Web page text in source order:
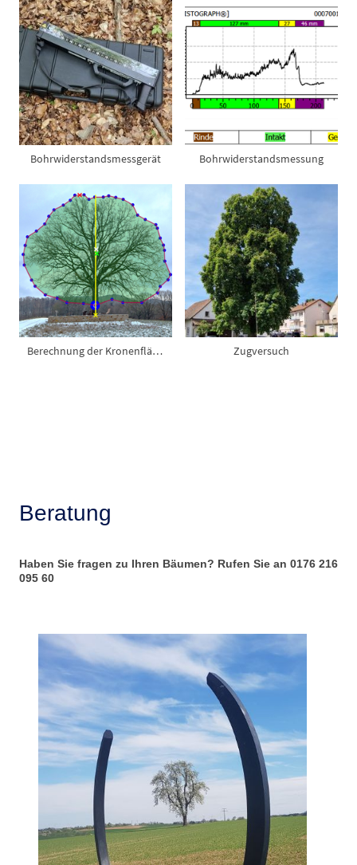
Bohrwiderstandsmessgerät Bohrwiderstandsmessung
Berechnung der Kronenfläche Zugversuch
Beratung
Haben Sie fragen zu Ihren Bäumen? Rufen Sie an 0176 216
095 60